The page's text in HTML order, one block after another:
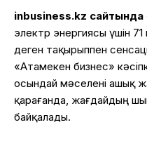
inbusiness.kz сайтында
электр энергиясы үшін
деген тақырыппен
«Атамекен бизнес»
осындай мәселені ашық
қарағанда, жағдайдың
байқалады.